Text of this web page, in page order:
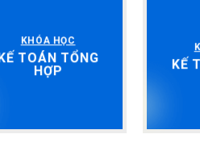
KHÓA HỌC
TOÁN TỔNG
HỢP
KẾ